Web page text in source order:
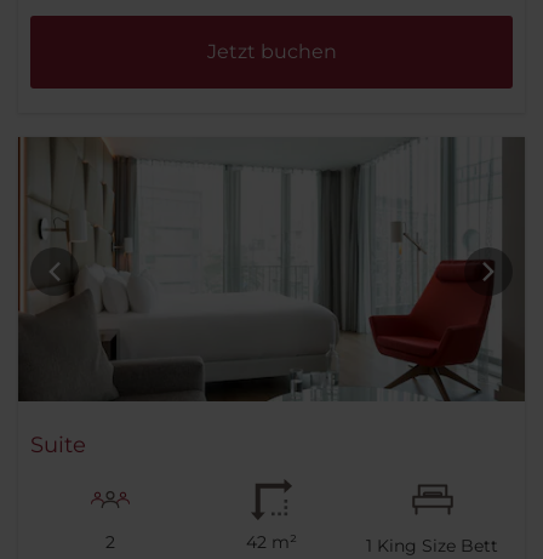
Jetzt buchen
Suite
2 42 m² 1 King Size Bett